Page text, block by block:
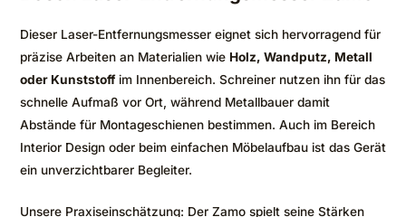
Dieser Laser-Entfernungsmesser eignet sich hervorragend für
präzise Arbeiten an Materialien wie Holz, Wandputz, Metall
oder Kunststoffim Innenbereich. Schreiner nutzen ihn für das
schnelle Aufmaß vor Ort, während Metallbauer damit
Abstände für Montageschienen bestimmen. Auch im Bereich
Interior Design oder beim einfachen Möbelaufbau ist das Gerät
ein unverzichtbarer Begleiter.
Unsere Praxiseinschätzung: Der Zamo spielt seine Stärken